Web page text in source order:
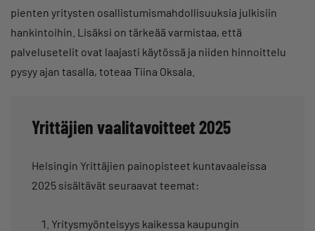
pienten yritysten osallistumismahdollisuuksia julkisiin
hankintoihin. Lisäksi on tärkeää varmistaa, että
palvelusetelit ovat laajasti käytössä ja niiden hinnoittelu
pysyy ajan tasalla, toteaa Tiina Oksala.
Yrittäjien vaalitavoitteet 2025
Helsingin Yrittäjien painopisteet kuntavaaleissa
2025 sisältävät seuraavat teemat:
Yritysmyönteisyys kaikessa kaupungin